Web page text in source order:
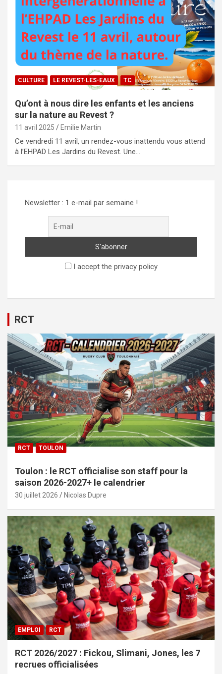
CULTURE LE REVEST-LES-EAUX TC
Qu’ont à nous dire les enfants et les anciens
sur la nature au Revest ?
11 avril 2025 Emilie Martin
Ce vendredi 11 avril, un rendez-vous inattendu vous attend
à l’EHPAD Les Jardins du Revest. Une…
Newsletter : 1 e-mail par semaine !
I accept the privacy policy
RCT
RCT TOULON
Toulon : le RCT officialise son staff pour la
saison 2026-2027+ le calendrier
30 juillet 2026 Nicolas Dupre
EMPLOI RCT
RCT 2026/2027 : Fickou, Slimani, Jones, les 7
recrues officialisées